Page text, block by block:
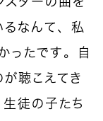
るなんて、私
ったです。自
聴こえてき
徒の子たち